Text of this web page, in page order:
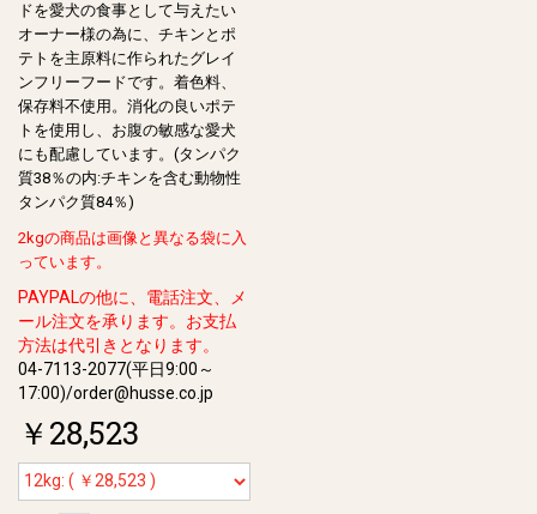
ドを愛犬の食事として与えたい
オーナー様の為に、チキンとポ
テトを主原料に作られたグレイ
ンフリーフードです。着色料、
保存料不使用。消化の良いポテ
トを使用し、お腹の敏感な愛犬
にも配慮しています。(タンパク
質38％の内:チキンを含む動物性
タンパク質84％)
2kgの商品は画像と異なる袋に入
っています。
PAYPALの他に、電話注文、メ
ール注文を承ります。お支払
方法は代引きとなります。
04-7113-2077(平日9:00～
17:00)/order@husse.co.jp
￥28,523